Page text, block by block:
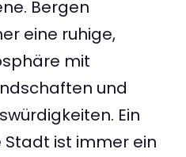
Bergen
eine ruhige,
mit
und
Ein
Stadt ist immer ein